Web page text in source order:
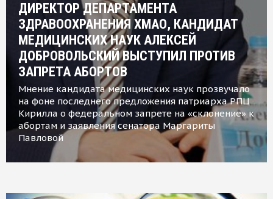
ДИРЕКТОР ДЕПАРТАМЕНТА
ЗДРАВООХРАНЕНИЯ ХМАО, КАНДИДАТ
МЕДИЦИНСКИХ НАУК АЛЕКСЕЙ
ДОБРОВОЛЬСКИЙ ВЫСТУПИЛ ПРОТИВ
ЗАПРЕТА АБОРТОВ
Мнение кандидата медицинских наук прозвучало
на фоне последнего предложения патриарха РПЦ
Кирилла о федеральном запрете на «склонение» к
абортам и заявления сенатора Маргариты
Павловой